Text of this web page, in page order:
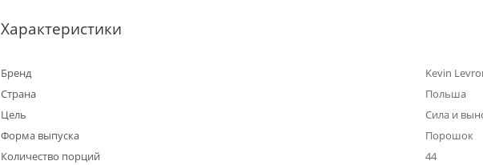
Характеристики
Бренд
Kevin
Страна
Польша
Цель
Сила и
Форма выпуска
Порошок
Количество порций
44